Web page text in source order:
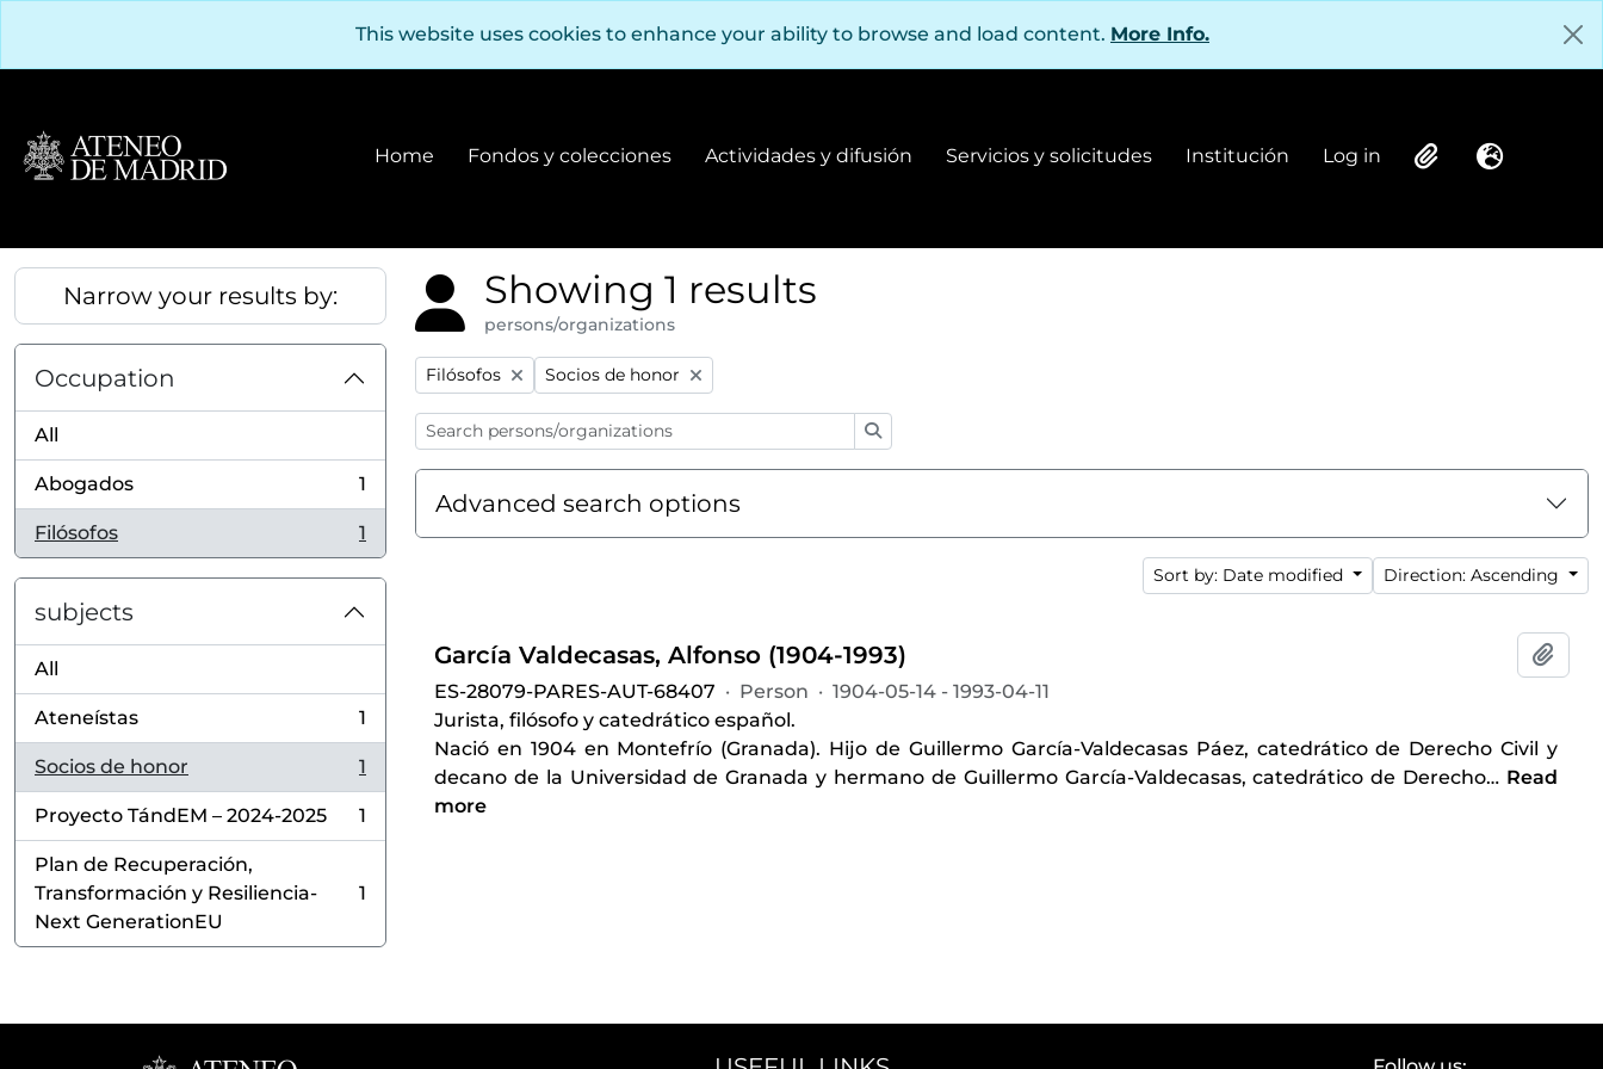
This website uses cookies to enhance your ability to browse and load content. More Info.
Home Fondos y colecciones
Fondos y colecciones
Actividades y difusión
Actividades y difusión
Servicios y solicitudes Institución
Institución
Log in
Log in ClipboardLanguage
Narrow your results by:
Occupation
All
Abogados
, 1 results
1
Filósofos
, 1 results
1
subjects
All
Ateneístas
, 1 results
1
Socios de honor
, 1 results
1
Proyecto TándEM – 2024-2025
, 1 results
1
Plan de Recuperación,
Transformación y Resiliencia-
Next GenerationEU
, 1 results
1
Showing 1 results
persons/organizations
Remove filter:
Filósofos Remove filter:
Socios de honor
Advanced search options
Sort by: Date modified Direction: Ascending
García Valdecasas, Alfonso (1904-1993)
ES-28079-PARES-AUT-68407 · Person · 1904-05-14 - 1993-04-11
Jurista, filósofo y catedrático español.
Nació en 1904 en Montefrío (Granada). Hijo de Guillermo García-Valdecasas Páez, catedrático de Derecho Civil y
decano de la Universidad de Granada y hermano de Guillermo García-Valdecasas, catedrático de Derecho… Read
more